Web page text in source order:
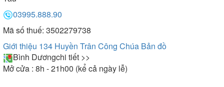
03995.888.90
Mã số thuế: 3502279738
Giới thiệu 134 Huyền Trân Công Chúa Bản đồ
Bình Dươngchi tiết >>
Mở cửa : 8h - 21h00 (kể cả ngày lễ)